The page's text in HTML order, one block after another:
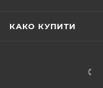
КАКО КУПИТИ